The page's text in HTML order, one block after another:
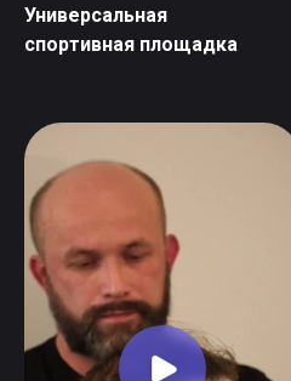
Универсальная
спортивная площадка